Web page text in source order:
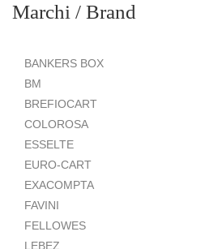
Marchi / Brand
BANKERS BOX
BM
BREFIOCART
COLOROSA
ESSELTE
EURO-CART
EXACOMPTA
FAVINI
FELLOWES
LEBEZ